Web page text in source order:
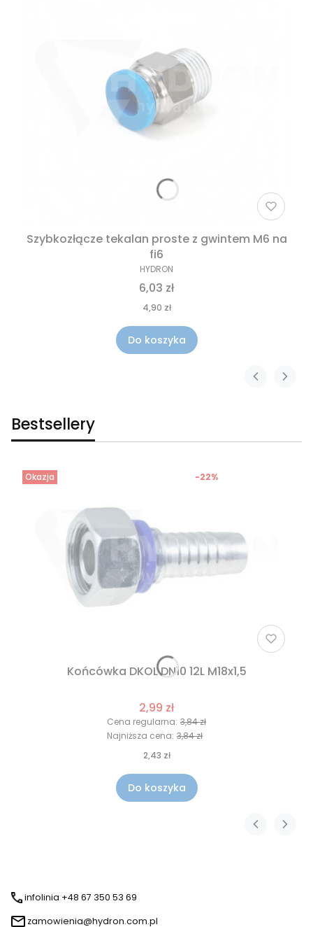
Szybkozłącze tekalan proste z gwintem M6 na
fi6
HYDRON
6,03 zł
4,90 zł
Do koszyka
Bestsellery
Okazja
Końcówka DKOL DN10 12L M18x1,5
2,99 zł
Cena regularna: 3,84 zł
-22%
Najniższa cena: 3,84 zł
2,43 zł
Do koszyka
infolinia +48 67 350 53 69
zamowienia@hydron.com.pl